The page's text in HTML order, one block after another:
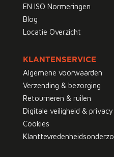
EN ISO Normeringen
Blog
Locatie Overzicht
KLANTENSERVICE
Algemene voorwaarden
Verzending & bezorging
Retourneren & ruilen
Digitale veiligheid & privacy
Cookies